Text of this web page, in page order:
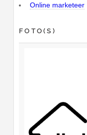
Online marketeer
FOTO(S)